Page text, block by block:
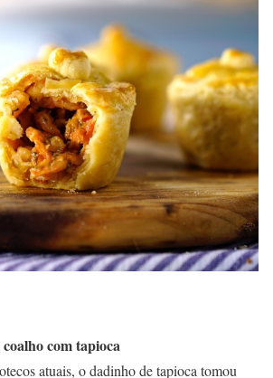
com tapioca
atuais, o dadinho de tapioca tomou